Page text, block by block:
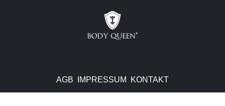
AGB IMPRESSUM KONTAKT